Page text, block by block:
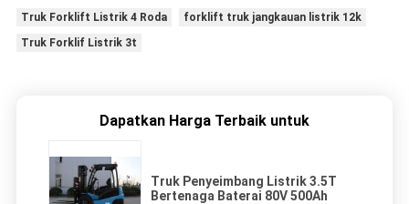
Truk Forklift Listrik 4 Roda
forklift truk jangkauan listrik 12k
Truk Forklif Listrik 3t
Dapatkan Harga Terbaik untuk
Truk Penyeimbang Listrik 3.5T
Bertenaga Baterai 80V 500Ah